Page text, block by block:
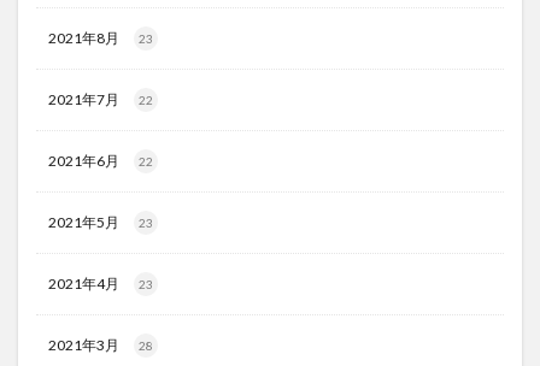
2021年8月 23
2021年7月 22
2021年6月 22
2021年5月 23
2021年4月 23
2021年3月 28